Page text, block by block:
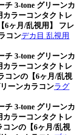
チ 3-tone グリーンカ
ラーコンタクトレ
6ヶ月/乱視用】 フレ
コンデカ目 乱視用
チ 3-tone グリーンカ
ラーコンタクトレ
コンの【6ヶ月/乱視
ーンカラコンラグ
チ 3-tone グリーンカ
ラーコンタクトレ
ンの【6ヶ月/乱視